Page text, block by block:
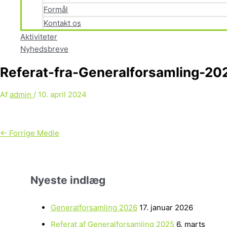
Formål
Kontakt os
Aktiviteter
Nyhedsbreve
Referat-fra-Generalforsamling-
Af admin / 10. april 2024
← Forrige Medie
Nyeste indlæg
Generalforsamling 2026 17. januar 2026
Referat af Generalforsamling 2025 6. marts